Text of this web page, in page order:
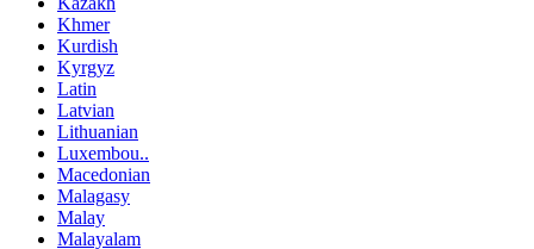
Khmer
Kurdish
Kyrgyz
Latin
Latvian
Lithuanian
Luxembou..
Macedonian
Malagasy
Malay
Malayalam